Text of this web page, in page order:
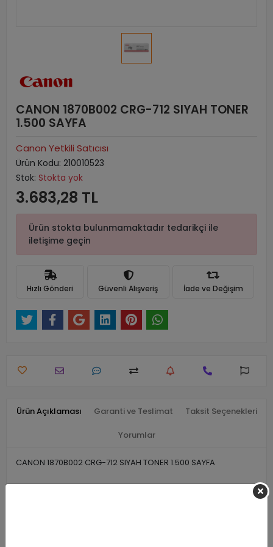
CANON 1870B002 CRG-712 SIYAH TONER
1.500 SAYFA
Canon Yetkili Satıcısı
Ürün Kodu: 210010523
Stok: Stokta yok
3.683,28 TL
Ürün stokta bulunmamaktadır tedarikçi ile
iletişime geçin
Hızlı Gönderi Güvenli Alışveriş İade ve Değişim
Ürün Açıklaması Garanti ve Teslimat Taksit Seçenekleri
Yorumlar
CANON 1870B002 CRG-712 SIYAH TONER 1.500 SAYFA